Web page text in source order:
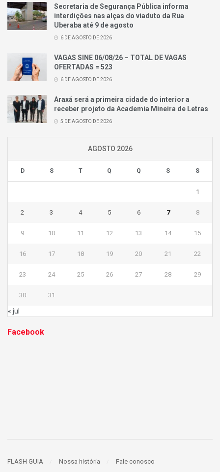
Secretaria de Segurança Pública informa
interdições nas alças do viaduto da Rua
Uberaba até 9 de agosto
6 DE AGOSTO DE 2026
VAGAS SINE 06/08/26 – TOTAL DE VAGAS
OFERTADAS = 523
6 DE AGOSTO DE 2026
Araxá será a primeira cidade do interior a
receber projeto da Academia Mineira de Letras
5 DE AGOSTO DE 2026
AGOSTO 2026
D S T Q Q S S
1
2 3 4 5 6 7 8
9 10 11 12 13 14 15
16 17 18 19 20 21 22
23 24 25 26 27 28 29
30 31
« jul
Facebook
FLASH GUIA Nossa história Fale conosco